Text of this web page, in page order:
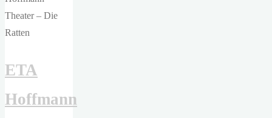
von
ETA
Hoffmann